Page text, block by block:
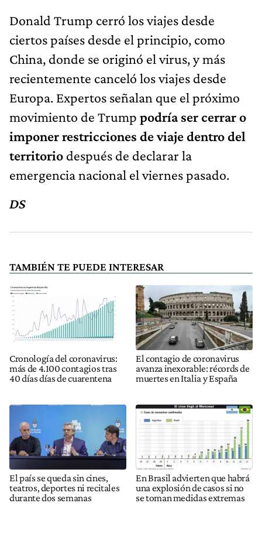
Donald Trump cerró los viajes desde
ciertos países desde el principio, como
China, donde se originó el virus, y más
recientemente canceló los viajes desde
Europa. Expertos señalan que el próximo
movimiento de Trump podría ser cerrar o
imponer restricciones de viaje dentro del
territorio después de declarar la
emergencia nacional el viernes pasado.
DS
TAMBIÉN TE PUEDE INTERESAR
Cronología del coronavirus:
más de 4.100 contagios tras
40 días días de cuarentena
El contagio de coronavirus
avanza inexorable: récords de
muertes en Italia y España
El país se queda sin cines,
teatros, deportes ni recitales
durante dos semanas
En Brasil advierten que habrá
una explosión de casos si no
se toman medidas extremas